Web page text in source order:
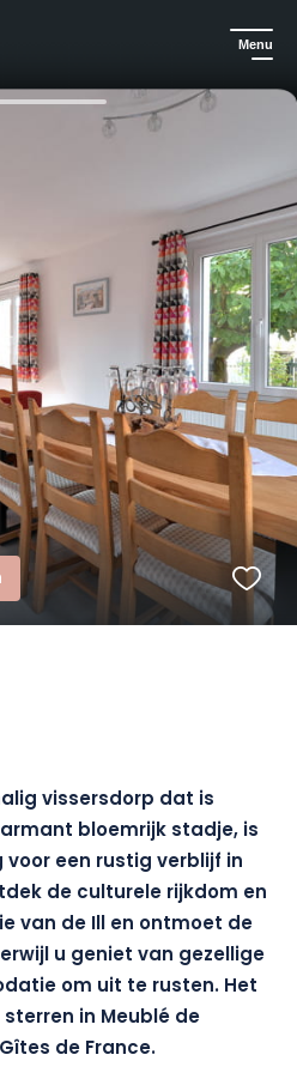
Menu
Les Bateliers - Illhaeusern - Gîtes de France
vissersdorp dat is
bloemrijk stadje, is
een rustig verblijf in
de culturele rijkdom en
van de Ill en ontmoet de
u geniet van gezellige
om uit te rusten. Het
in Meublé de
de France.